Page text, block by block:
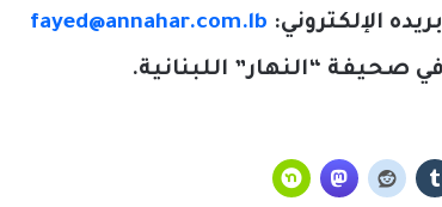
الإلكتروني: fayed@annahar.com.lb
صحيفة “النهار” اللبنانية.